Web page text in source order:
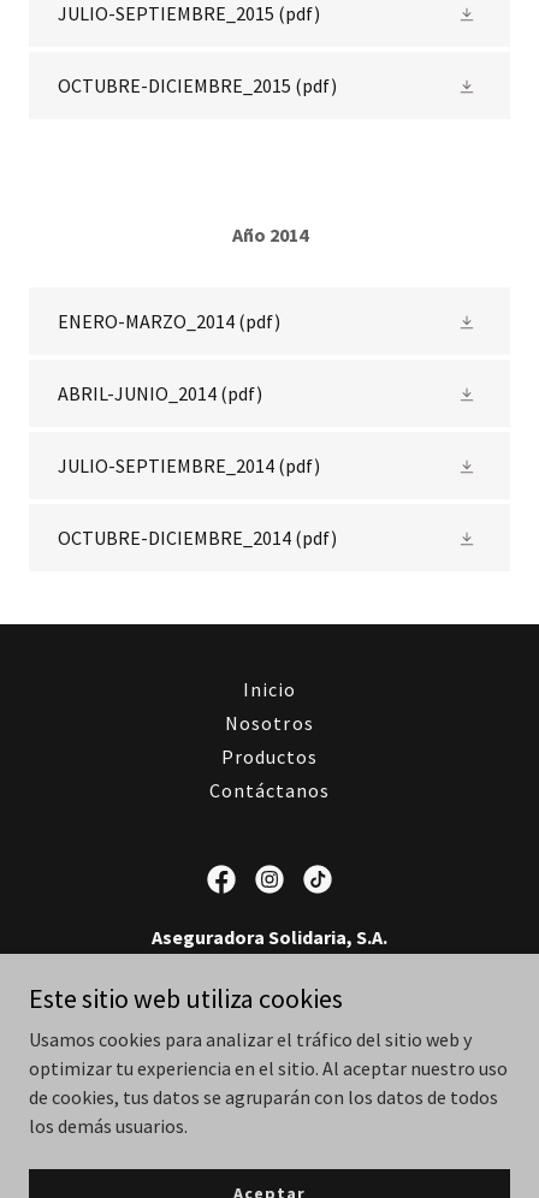
JULIO-SEPTIEMBRE_2015 (pdf)
OCTUBRE-DICIEMBRE_2015 (pdf)
Año 2014
ENERO-MARZO_2014 (pdf)
ABRIL-JUNIO_2014 (pdf)
JULIO-SEPTIEMBRE_2014 (pdf)
OCTUBRE-DICIEMBRE_2014 (pdf)
Inicio
Nosotros
Productos
Contáctanos
Aseguradora Solidaria, S.A.
Guatemala
(502) 2209 5000
Copyright © 2026 Aseguradora Solidaria, S.A. - Todos los derechos
Este sitio web utiliza cookies
Usamos cookies para analizar el tráfico del sitio web y
optimizar tu experiencia en el sitio. Al aceptar nuestro uso
de cookies, tus datos se agruparán con los datos de todos
los demás usuarios.
Aceptar